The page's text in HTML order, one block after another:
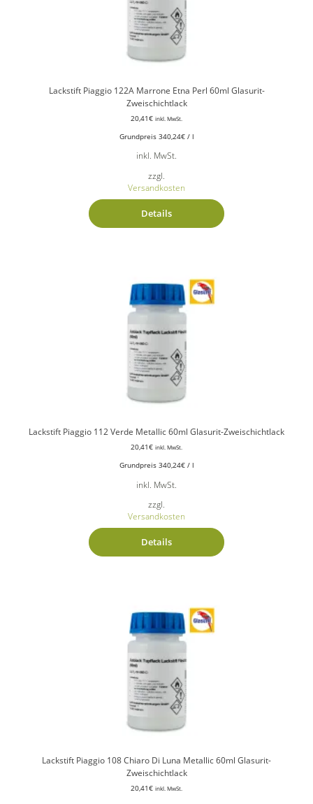
Lackstift Piaggio 122A Marrone Etna Perl 60ml Glasurit-
Zweischichtlack
20,41€ inkl. MwSt.
Grundpreis 340,24€/ l
inkl. MwSt.
zzgl.
Versandkosten
Details
Lackstift Piaggio 112 Verde Metallic 60ml Glasurit-Zweischichtlack
20,41€ inkl. MwSt.
Grundpreis 340,24€/ l
inkl. MwSt.
zzgl.
Versandkosten
Details
Lackstift Piaggio 108 Chiaro Di Luna Metallic 60ml Glasurit-
Zweischichtlack
20,41€ inkl. MwSt.